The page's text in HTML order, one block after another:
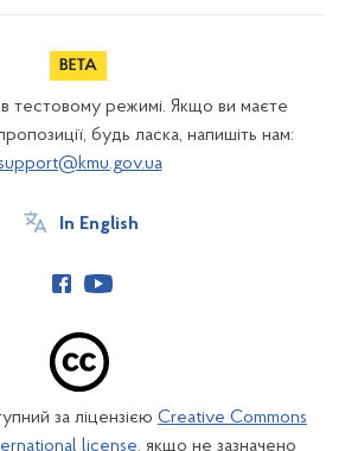
тестовому режимі. Якщо ви маєте
будь ласка, напишіть нам:
support@kmu.gov.ua
In English
за ліцензією Creative Commons
license, якщо не зазначено